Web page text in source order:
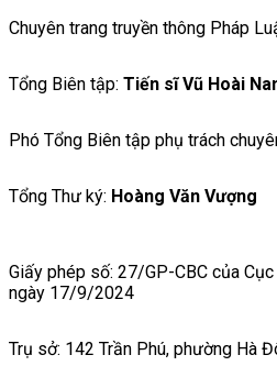
Chuyên trang truyền thông Pháp
Tổng Biên tập: Tiến sĩ Vũ Hoài
Phó Tổng Biên tập phụ trách
Tổng Thư ký: Hoàng Văn Vượng
Giấy phép số: 27/GP-CBC của
ngày 17/9/2024
Trụ sở: 142 Trần Phú, phường Hà